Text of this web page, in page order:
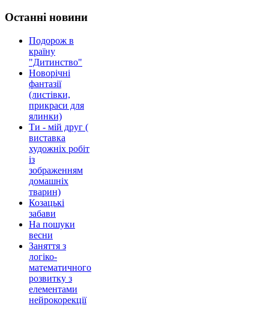
Останні новини
Подорож в
країну
"Дитинство"
Новорічні
фантазії
(листівки,
прикраси для
ялинки)
Ти - мій друг (
виставка
художніх робіт
із
зображенням
домашніх
тварин)
Козацькі
забави
На пошуки
весни
Заняття з
логіко-
математичного
розвитку з
елементами
нейрокорекції